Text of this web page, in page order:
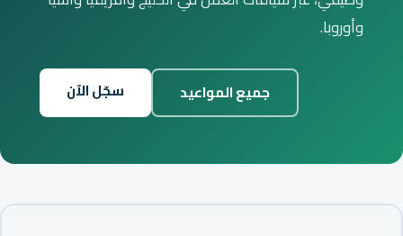
وأوروبا.
سجّل الآن جميع المواعيد